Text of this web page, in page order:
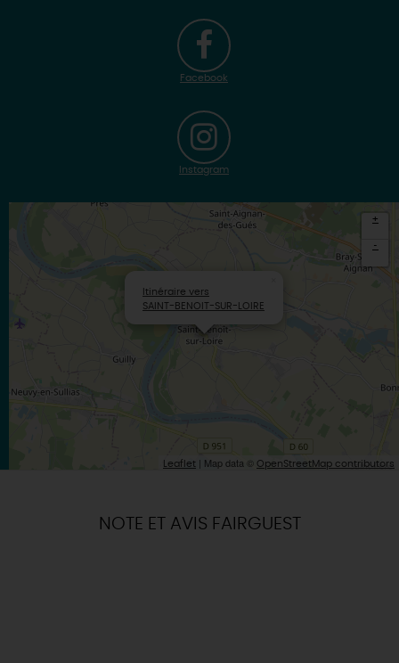
Facebook
Instagram
Itinéraire vers
SAINT-BENOIT-SUR-LOIRE
+
-
Leaflet | Map data © OpenStreetMap contributors
NOTE ET AVIS FAIRGUEST